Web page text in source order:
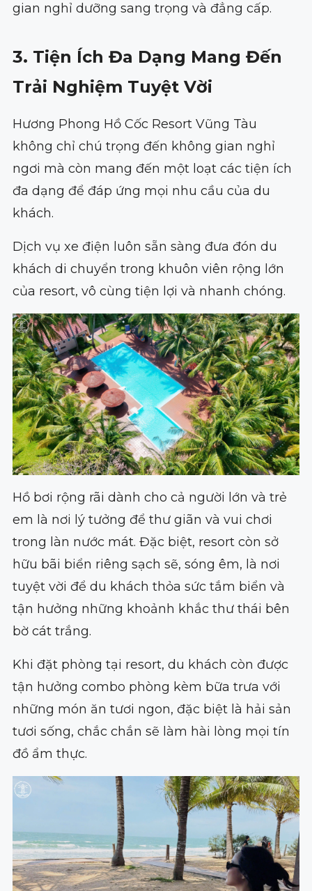
gian nghỉ dưỡng sang trọng và đẳng cấp.
3. Tiện Ích Đa Dạng Mang Đến
Trải Nghiệm Tuyệt Vời
Hương Phong Hồ Cốc Resort Vũng Tàu
không chỉ chú trọng đến không gian nghỉ
ngơi mà còn mang đến một loạt các tiện ích
đa dạng để đáp ứng mọi nhu cầu của du
khách.
Dịch vụ xe điện luôn sẵn sàng đưa đón du
khách di chuyển trong khuôn viên rộng lớn
của resort, vô cùng tiện lợi và nhanh chóng.
Hồ bơi rộng rãi dành cho cả người lớn và trẻ
em là nơi lý tưởng để thư giãn và vui chơi
trong làn nước mát. Đặc biệt, resort còn sở
hữu bãi biển riêng sạch sẽ, sóng êm, là nơi
tuyệt vời để du khách thỏa sức tắm biển và
tận hưởng những khoảnh khắc thư thái bên
bờ cát trắng.
Khi đặt phòng tại resort, du khách còn được
tận hưởng combo phòng kèm bữa trưa với
những món ăn tươi ngon, đặc biệt là hải sản
tươi sống, chắc chắn sẽ làm hài lòng mọi tín
đồ ẩm thực.